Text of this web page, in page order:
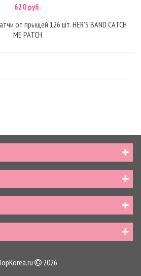
620 руб.
от прыщей 126 шт. HER'S BAND CATCH
ME PATCH
2026